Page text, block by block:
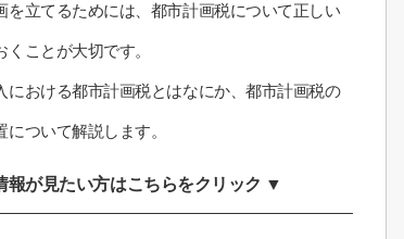
を立てるためには、都市計画税について正しい
ことが大切です。
における都市計画税とはなにか、都市計画税の
ついて解説します。
報が見たい方はこちらをクリック ▼